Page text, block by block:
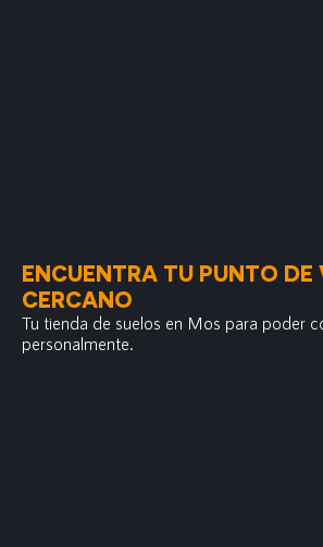
ENCUENTRA TU PUNTO DE
CERCANO
Tu tienda de suelos en Mos para poder
personalmente.